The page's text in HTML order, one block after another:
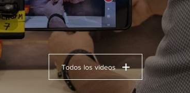
Todos los videos